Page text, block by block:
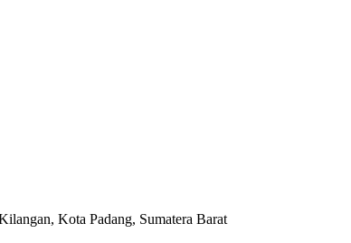
Kota Padang, Sumatera Barat